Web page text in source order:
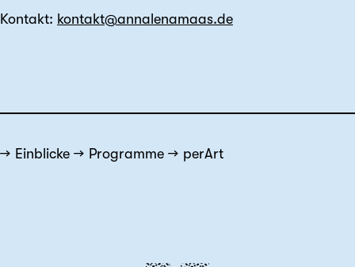
Kontakt: kontakt@annalenamaas.de
Einblicke Programme perArt